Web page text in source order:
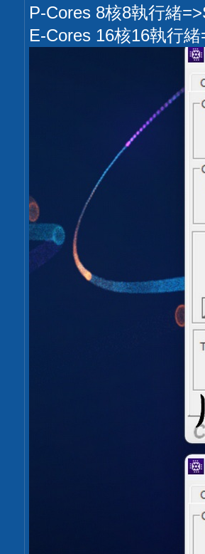
P-Cores 8核8執行緒
E-Cores 16核16執行